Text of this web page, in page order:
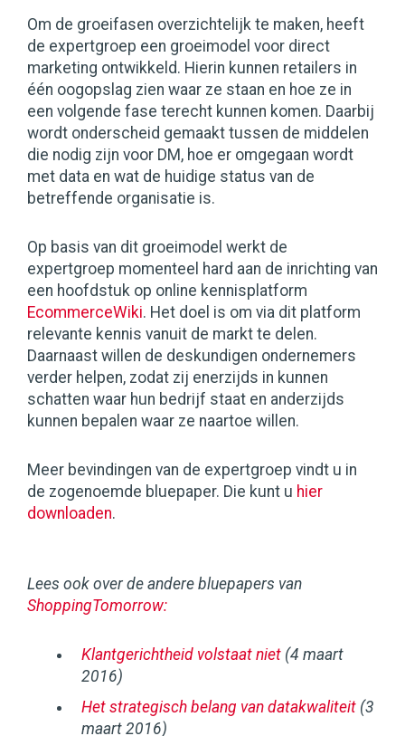
Om de groeifasen overzichtelijk te maken, heeft
de expertgroep een groeimodel voor direct
marketing ontwikkeld. Hierin kunnen retailers in
één oogopslag zien waar ze staan en hoe ze in
een volgende fase terecht kunnen komen. Daarbij
wordt onderscheid gemaakt tussen de middelen
die nodig zijn voor DM, hoe er omgegaan wordt
met data en wat de huidige status van de
betreffende organisatie is.
Op basis van dit groeimodel werkt de
expertgroep momenteel hard aan de inrichting van
een hoofdstuk op online kennisplatform
EcommerceWiki. Het doel is om via dit platform
relevante kennis vanuit de markt te delen.
Daarnaast willen de deskundigen ondernemers
verder helpen, zodat zij enerzijds in kunnen
schatten waar hun bedrijf staat en anderzijds
kunnen bepalen waar ze naartoe willen.
Meer bevindingen van de expertgroep vindt u in
de zogenoemde bluepaper. Die kunt u hier
downloaden.
Lees ook over de andere bluepapers van
ShoppingTomorrow:
Klantgerichtheid volstaat niet (4 maart
2016)
Het strategisch belang van datakwaliteit (3
maart 2016)